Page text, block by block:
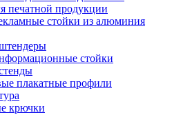
печатной продукции
стойки из алюминия
стойки
плакатные профили
крючки